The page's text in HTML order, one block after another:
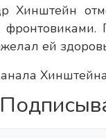
Хинштейн
ей